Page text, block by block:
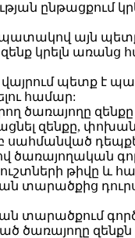
նպատակով այն
զենք կրելն
վայրում պետք է
համար:
ծառայողը զենքը
զենքը,
սահմանված
թիվը և
տարածքից
տարածքում
ծառայողը